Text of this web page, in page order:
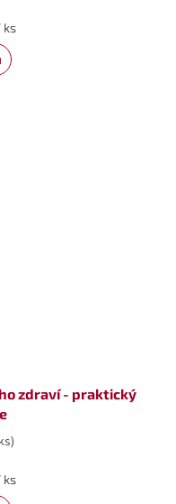
ks
zdraví - praktický
ks